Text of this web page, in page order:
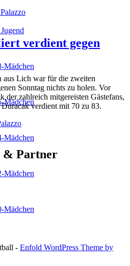
Mädchen
Mädchen
Mädchen
Mädchen
Mädchen
verdient gegen
aus Lich war für die zweiten
Sonntag nichts zu holen. Vor
der zahlreich mitgereisten Gästefans,
verdient mit 70 zu 83.
& Partner
- Enfold WordPress Theme by